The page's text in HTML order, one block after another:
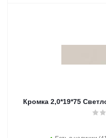
Кромка 2,0*19*75